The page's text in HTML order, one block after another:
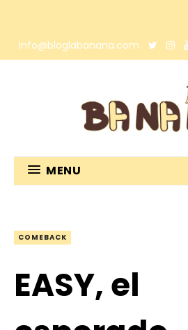
info@bloglabanana.com
MENU
COMEBACK
EASY, el